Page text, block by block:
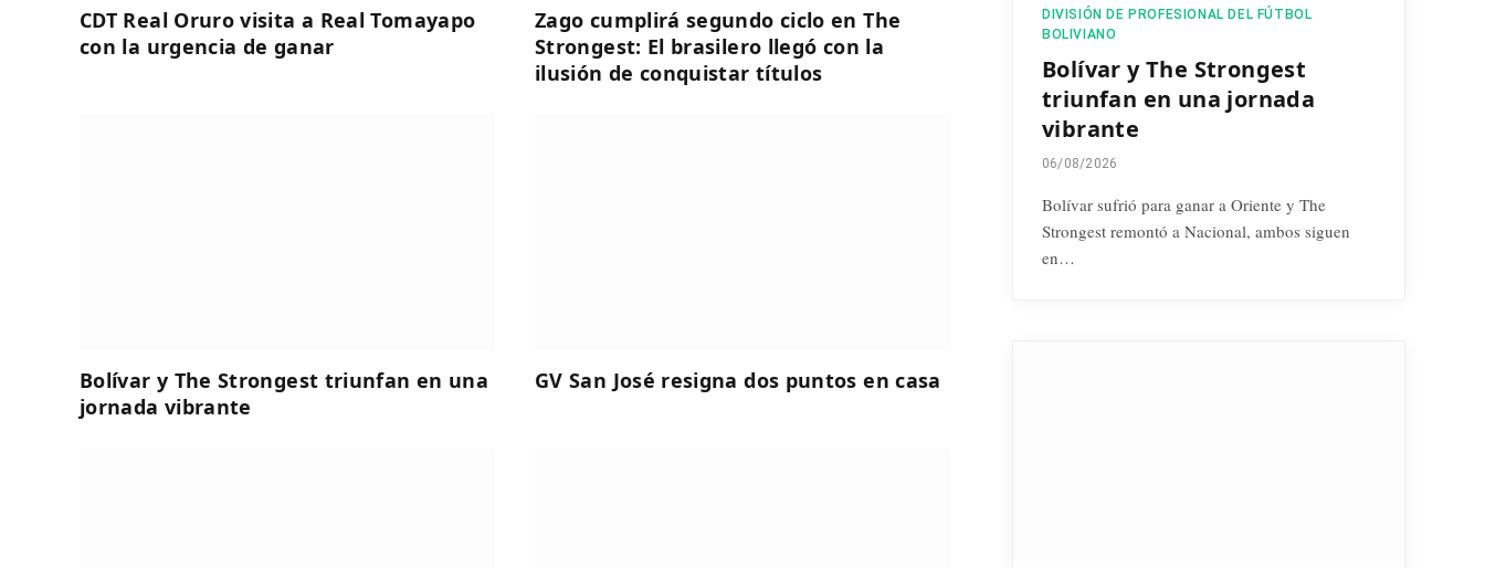
CDT Real Oruro visita a Real Tomayapo
con la urgencia de ganar
Zago cumplirá segundo ciclo en The
Strongest: El brasilero llegó con la
ilusión de conquistar títulos
Bolívar y The Strongest triunfan en una
jornada vibrante
GV San José resigna dos puntos en casa
DIVISIÓN DE PROFESIONAL DEL FÚTBOL
BOLIVIANO
Bolívar y The Strongest
triunfan en una jornada
vibrante
06/08/2026
Bolívar sufrió para ganar a Oriente y The
Strongest remontó a Nacional, ambos siguen
en…